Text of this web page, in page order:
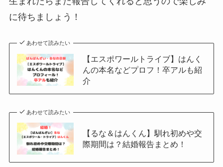
に待ちましょう！
あわせて読みたい
【エスポワールトライブ】はんく
んの本名などプロフ！卒アルも紹
介
あわせて読みたい
【るな＆はんくん】馴れ初めや交
際期間は？結婚報告まとめ！